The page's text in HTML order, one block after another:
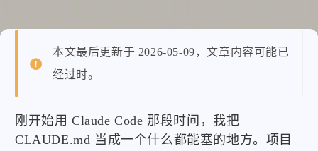
本文最后更新于 2026-05-09，文章内容可能已
经过时。
刚开始用 Claude Code 那段时间，我把
CLAUDE.md 当成一个什么都能塞的地方。项目